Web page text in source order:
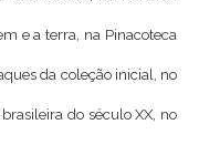
e a terra, na Pinacoteca
da coleção inicial, no
do século XX, no